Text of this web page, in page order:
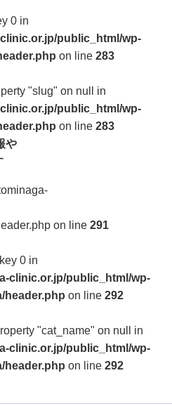
0 in
public_html/wp-
on line 283
"slug" on null in
public_html/wp-
on line 283
や
on line291
0 in
clinic.or.jp/public_html/wp-
header.php on line292
"cat_name" on null in
clinic.or.jp/public_html/wp-
header.php on line292